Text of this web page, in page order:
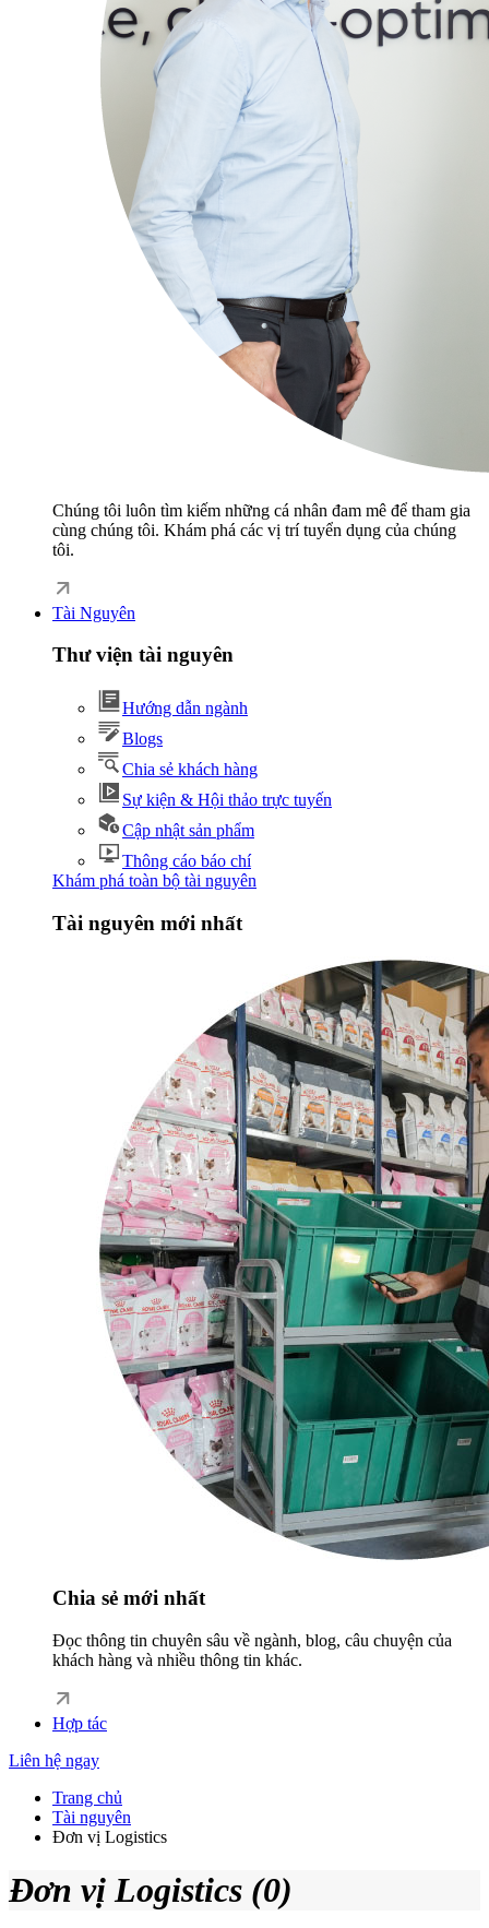
Chúng tôi luôn tìm kiếm những cá nhân đam mê để tham gia
cùng chúng tôi. Khám phá các vị trí tuyển dụng của chúng
tôi.
Tài Nguyên
Thư viện tài nguyên
Hướng dẫn ngành
Blogs
Chia sẻ khách hàng
Sự kiện & Hội thảo trực tuyến
Cập nhật sản phẩm
Thông cáo báo chí
Khám phá toàn bộ tài nguyên
Tài nguyên mới nhất
Chia sẻ mới nhất
Đọc thông tin chuyên sâu về ngành, blog, câu chuyện của
khách hàng và nhiều thông tin khác.
Hợp tác
Liên hệ ngay
Trang chủ
Tài nguyên
Đơn vị Logistics
Đơn vị Logistics (0)